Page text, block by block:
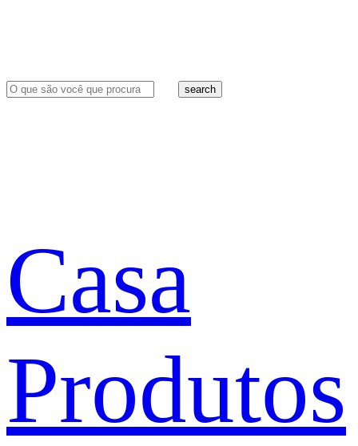
search
Casa
Produtos